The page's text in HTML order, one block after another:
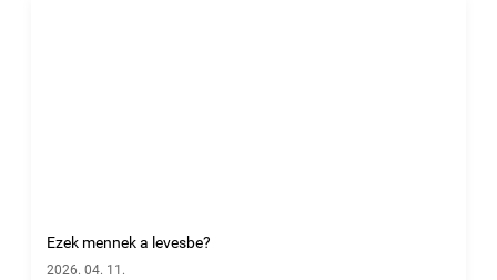
Ezek mennek a levesbe?
2026. 04. 11.